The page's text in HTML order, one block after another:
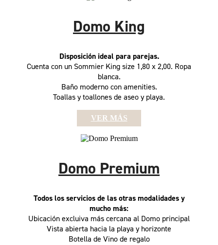
Domo King
Disposición ideal para parejas.
Cuenta con un Sommier King size 1,80 x 2,00. Ropa
blanca.
Baño moderno con amenities.
Toallas y toallones de aseo y playa.
VER MÁS
Domo Premium
Todos los servicios de las otras modalidades y
mucho más:
Ubicación excluiva más cercana al Domo principal
Vista abierta hacia la playa y horizonte
Botella de Vino de regalo